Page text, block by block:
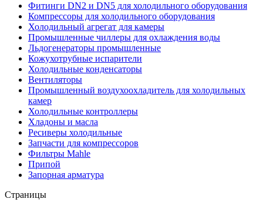
Фитинги DN2 и DN5 для холодильного оборудования
Компрессоры для холодильного оборудования
Холодильный агрегат для камеры
Промышленные чиллеры для охлаждения воды
Льдогенераторы промышленные
Кожухотрубные испарители
Холодильные конденсаторы
Вентиляторы
Промышленный воздухоохладитель для холодильных
камер
Холодильные контроллеры
Хладоны и масла
Ресиверы холодильные
Запчасти для компрессоров
Фильтры Mahle
Припой
Запорная арматура
Страницы